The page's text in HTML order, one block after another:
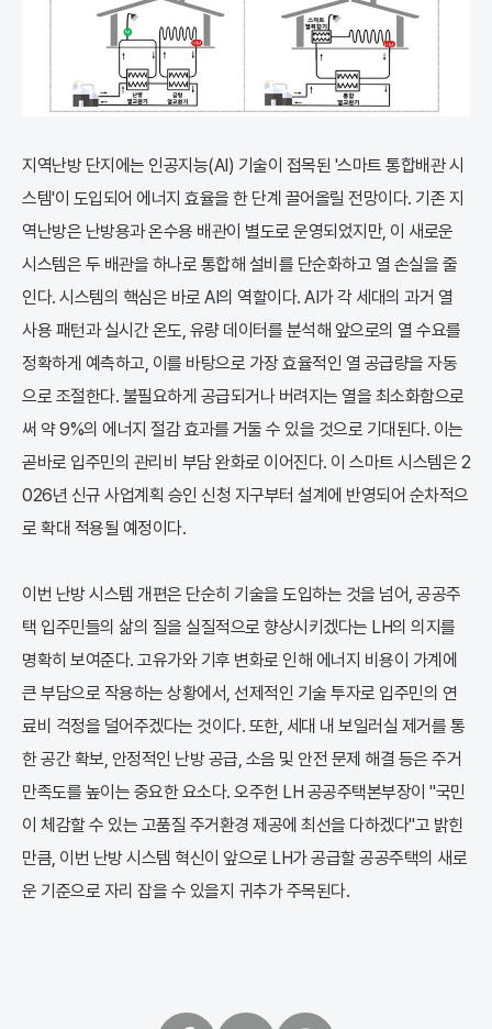
지역난방 단지에는 인공지능(AI) 기술이 접목된 '스마트 통합배관 시
스템'이 도입되어 에너지 효율을 한 단계 끌어올릴 전망이다. 기존 지
역난방은 난방용과 온수용 배관이 별도로 운영되었지만, 이 새로운
시스템은 두 배관을 하나로 통합해 설비를 단순화하고 열 손실을 줄
인다. 시스템의 핵심은 바로 AI의 역할이다. AI가 각 세대의 과거 열
사용 패턴과 실시간 온도, 유량 데이터를 분석해 앞으로의 열 수요를
정확하게 예측하고, 이를 바탕으로 가장 효율적인 열 공급량을 자동
으로 조절한다. 불필요하게 공급되거나 버려지는 열을 최소화함으로
써 약 9%의 에너지 절감 효과를 거둘 수 있을 것으로 기대된다. 이는
곧바로 입주민의 관리비 부담 완화로 이어진다. 이 스마트 시스템은 2
026년 신규 사업계획 승인 신청 지구부터 설계에 반영되어 순차적으
로 확대 적용될 예정이다.
이번 난방 시스템 개편은 단순히 기술을 도입하는 것을 넘어, 공공주
택 입주민들의 삶의 질을 실질적으로 향상시키겠다는 LH의 의지를
명확히 보여준다. 고유가와 기후 변화로 인해 에너지 비용이 가계에
큰 부담으로 작용하는 상황에서, 선제적인 기술 투자로 입주민의 연
료비 걱정을 덜어주겠다는 것이다. 또한, 세대 내 보일러실 제거를 통
한 공간 확보, 안정적인 난방 공급, 소음 및 안전 문제 해결 등은 주거
만족도를 높이는 중요한 요소다. 오주헌 LH 공공주택본부장이 "국민
이 체감할 수 있는 고품질 주거환경 제공에 최선을 다하겠다"고 밝힌
만큼, 이번 난방 시스템 혁신이 앞으로 LH가 공급할 공공주택의 새로
운 기준으로 자리 잡을 수 있을지 귀추가 주목된다.